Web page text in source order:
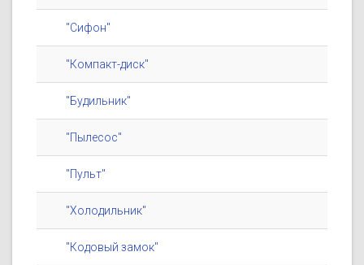
"Сифон"
"Компакт-диск"
"Будильник"
"Пылесос"
"Пульт"
"Холодильник"
"Кодовый замок"